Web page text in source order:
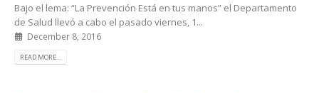
Bajo el lema: “La Prevención Está en tus manos” el Departamento
de Salud llevó a cabo el pasado viernes, 1...
December 8, 2016
READ MORE...